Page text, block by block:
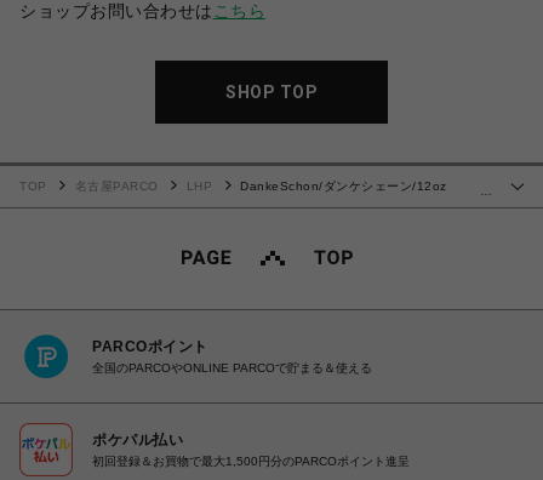
ショップお問い合わせは こちら
SHOP TOP
…
TOP 名古屋PARCO LHP
DankeSchon/ダンケシェーン/12oz
PARCOポイント
全国のPARCOやONLINE PARCOで貯まる＆使える
ポケパル払い
初回登録＆お買物で最大1,500円分のPARCOポイント進呈